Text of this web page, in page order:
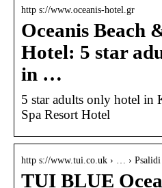
http s://www.oceanis-hotel.gr
Oceanis Beach
Hotel: 5 star
in …
5 star adults only hotel in
Spa Resort Hotel
http s://www.tui.co.uk › … › Psalidi
TUI BLUE